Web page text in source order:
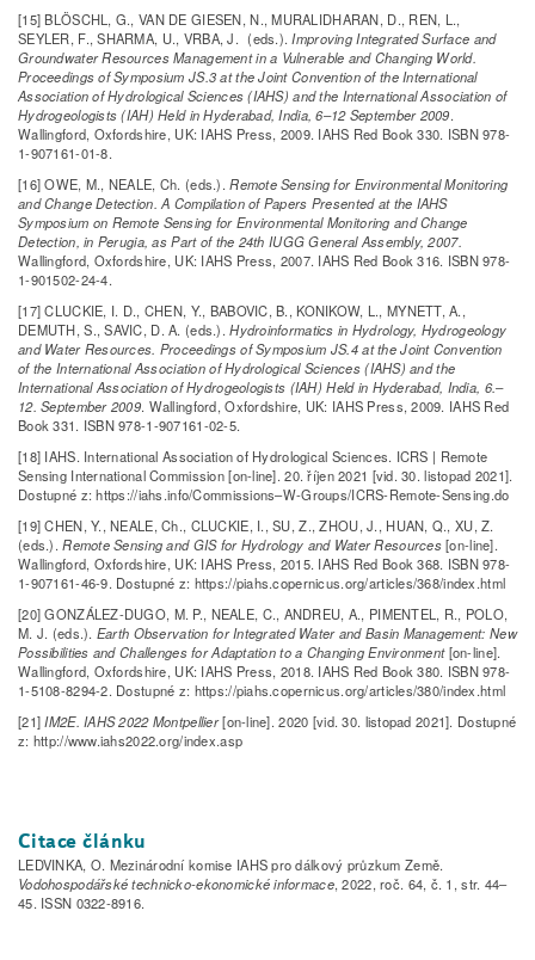
[15] BLÖSCHL, G., VAN DE GIESEN, N., MURALIDHARAN, D., REN, L.,
SEYLER, F., SHARMA, U., VRBA, J. (eds.).Improving Integrated Surface and
Groundwater Resources Management in a Vulnerable and Changing World.
Proceedings of Symposium JS.3 at the Joint Convention of the International
Association of Hydrological Sciences (IAHS) and the International Association of
Hydrogeologists (IAH) Held in Hyderabad, India, 6–12 September 2009.
Wallingford, Oxfordshire, UK: IAHS Press, 2009. IAHS Red Book 330. ISBN 978-
1-907161-01-8.
[16] OWE, M., NEALE, Ch. (eds.).Remote Sensing for Environmental Monitoring
and Change Detection. A Compilation of Papers Presented at the IAHS
Symposium on Remote Sensing for Environmental Monitoring and Change
Detection, in Perugia, as Part of the 24th IUGG General Assembly, 2007.
Wallingford, Oxfordshire, UK: IAHS Press, 2007. IAHS Red Book 316. ISBN 978-
1-901502-24-4.
[17] CLUCKIE, I. D., CHEN, Y., BABOVIC, B., KONIKOW, L., MYNETT, A.,
DEMUTH, S., SAVIC, D. A. (eds.).Hydroinformatics in Hydrology, Hydrogeology
and Water Resources. Proceedings of Symposium JS.4 at the Joint Convention
of the International Association of Hydrological Sciences (IAHS) and the
International Association of Hydrogeologists (IAH) Held in Hyderabad, India, 6.–
12. September 2009. Wallingford, Oxfordshire, UK: IAHS Press, 2009. IAHS Red
Book 331. ISBN 978-1-907161-02-5.
[18] IAHS. International Association of Hydrological Sciences. ICRS | Remote
Sensing International Commission [on-line]. 20. říjen 2021 [vid. 30. listopad 2021].
Dostupné z: https://iahs.info/Commissions–W-Groups/ICRS-Remote-Sensing.do
[19] CHEN, Y., NEALE, Ch., CLUCKIE, I., SU, Z., ZHOU, J., HUAN, Q., XU, Z.
(eds.).Remote Sensing and GIS for Hydrology and Water Resources[on-line].
Wallingford, Oxfordshire, UK: IAHS Press, 2015. IAHS Red Book 368. ISBN 978-
1-907161-46-9. Dostupné z: https://piahs.copernicus.org/articles/368/index.html
[20] GONZÁLEZ-DUGO, M. P., NEALE, C., ANDREU, A., PIMENTEL, R., POLO,
M. J. (eds.). Earth Observation for Integrated Water and Basin Management: New
Possibilities and Challenges for Adaptation to a Changing Environment[on-line].
Wallingford, Oxfordshire, UK: IAHS Press, 2018. IAHS Red Book 380. ISBN 978-
1-5108-8294-2. Dostupné z: https://piahs.copernicus.org/articles/380/index.html
[21]IM2E. IAHS 2022 Montpellier[on-line]. 2020 [vid. 30. listopad 2021]. Dostupné
z: http://www.iahs2022.org/index.asp
Citace článku
LEDVINKA, O. Mezinárodní komise IAHS pro dálkový průzkum Země.
Vodohospodářské technicko-ekonomické informace, 2022, roč. 64, č. 1, str. 44–
45. ISSN 0322-8916.